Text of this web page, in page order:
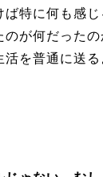
ば特に何も感
のが何だった
活を普通に送